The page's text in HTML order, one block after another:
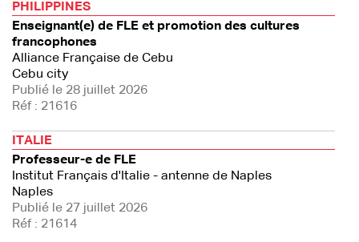
PHILIPPINES
Enseignant(e) de FLE et promotion des cultures
francophones
Alliance Française de Cebu
Cebu city
Publié le 28 juillet 2026
Réf : 21616
ITALIE
Professeur-e de FLE
Institut Français d'Italie - antenne de Naples
Naples
Publié le 27 juillet 2026
Réf : 21614